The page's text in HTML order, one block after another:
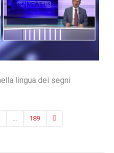
lingua dei segni
189